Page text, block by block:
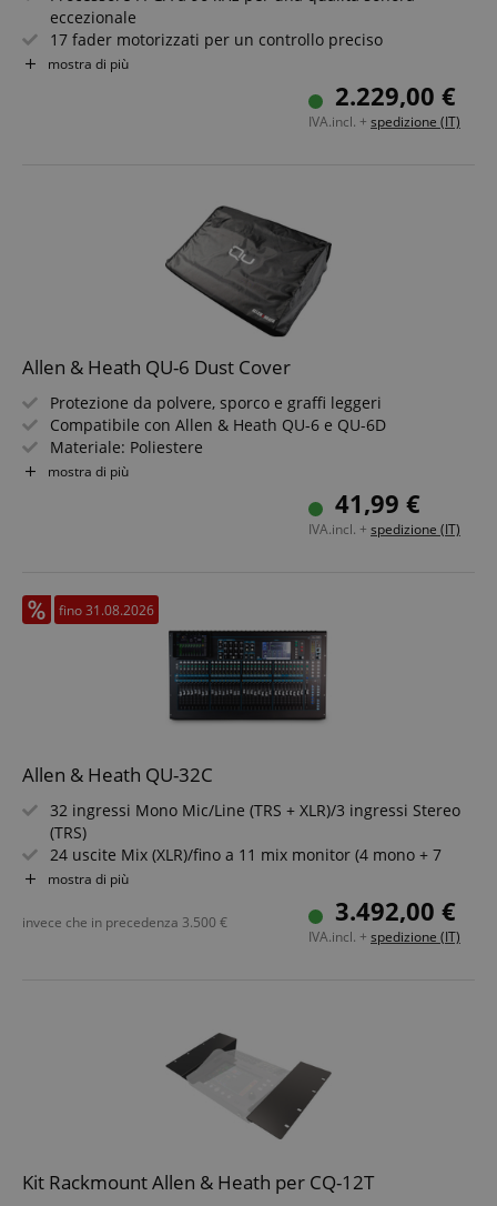
eccezionale
17 fader motorizzati per un controllo preciso
16 connettori combo XLR/TRS per ingressi flessibili
Touchscreen da 7" per un?interfaccia intuitiva
Interfaccia audio USB-C 32x32 e registrazione
mostra di più
2.229,00 €
IVA.incl. + spedizione (IT)
Allen & Heath QU-6 Dust Cover
Protezione da polvere, sporco e graffi leggeri
Compatibile con Allen & Heath QU-6 e QU-6D
Materiale: Poliestere
Con logo "QU"
mostra di più
41,99 €
IVA.incl. + spedizione (IT)
fino 31.08.2026
Allen & Heath QU-32C
32 ingressi Mono Mic/Line (TRS + XLR)/3 ingressi Stereo
(TRS)
24 uscite Mix (XLR)/fino a 11 mix monitor (4 mono + 7
stereo)
4 motori FX digitali/32x30 interfaccia audio USB
Qu-Drive - registrazione/playback multitraccia diretto
Touchscreen da 7"/Mixer automatico per microfoni
mostra di più
3.492,00 €
IVA.incl. + spedizione (IT)
invece che in precedenza 3.500 €
Kit Rackmount Allen & Heath per CQ-12T